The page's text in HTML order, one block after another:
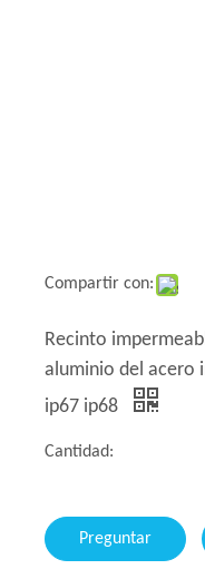
Compartir con:
Recinto
aluminio del acero
ip67 ip68
Cantidad:
Preguntar